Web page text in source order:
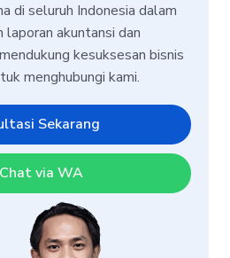
di seluruh Indonesia dalam
akuntansi dan
kesuksesan bisnis
menghubungi kami.
Sekarang
Chat via WA